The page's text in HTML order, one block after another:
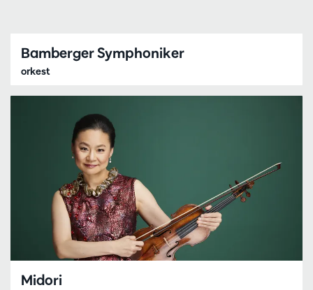
Bamberger Symphoniker
orkest
Midori